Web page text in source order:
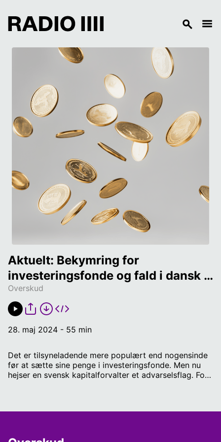
Overskud
Aktuelt: Bekymring for
investeringsfonde og fald i dansk
økonomi
28. maj 2024 - 55 min
Det er tilsyneladende mere populært end nogensinde
før at sætte sine penge i investeringsfonde. Men nu
hejser en svensk kapitalforvalter et advarselsflag. For
økonomi, der har haltet lidt bagefter på det seneste.